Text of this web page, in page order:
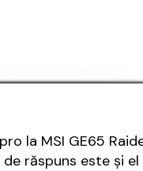
la MSI GE65
răspuns este și